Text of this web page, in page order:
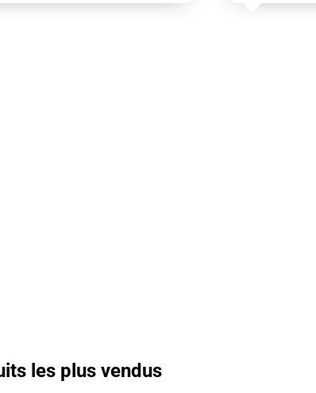
les plus vendus